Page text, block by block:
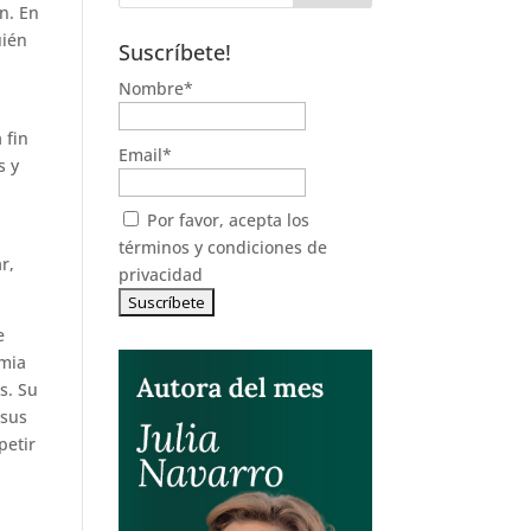
En
fin
y
Su
Suscríbete!
Nombre*
Email*
Por favor, acepta los
términos y condiciones de
privacidad